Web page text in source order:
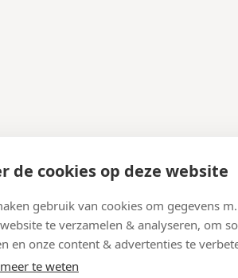
de cookies op deze website
gebruik van cookies om gegevens
te verzamelen & analyseren, om
en onze content & advertenties te
te weten